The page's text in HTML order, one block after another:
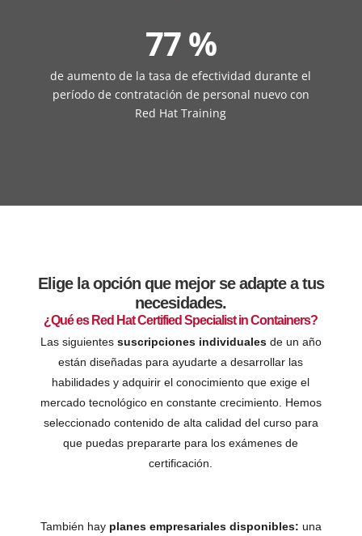
77 %
de aumento de la tasa de efectividad durante el
período de contratación de personal nuevo con
Red Hat Training
Elige la opción que mejor se adapte a tus
necesidades.
¿Qué es Red Hat Certified Specialist in Containers?
Las siguientes suscripciones individualesde un año
están diseñadas para ayudarte a desarrollar las
habilidades y adquirir el conocimiento que exige el
mercado tecnológico en constante crecimiento. Hemos
seleccionado contenido de alta calidad del curso para
que puedas prepararte para los exámenes de
certificación.
También hay planes empresariales disponibles: una